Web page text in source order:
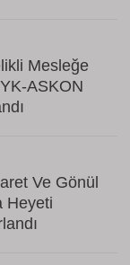
Mesleğe
ASKON
Ve Gönül
Heyeti